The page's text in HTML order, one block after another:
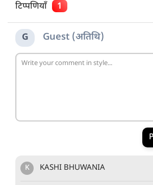
टिप्पणियाँ 1
G Guest (अतिथि)
K KASHI BHUWANIA